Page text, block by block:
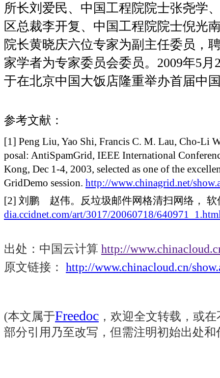
所长刘爱民、中国工程院院士张尧学
区总裁李开复、中国工程院院士倪光
院长黄晓庆六位专家为副主任委员，
家学者为专家委员会委员。 2009年5月
于在北京中国大饭店隆重举办首届中
参考文献：
[1] Peng Liu, Yao Shi, Francis C. M. Lau, Cho-Li
posal: AntiSpamGrid, IEEE International
Kong, Dec 1-4, 2003, selected as one of the
GridDemo session. http://www.chinagrid.net/
[2] 刘鹏 赵伟。反垃圾邮件网格清扫网络， 软
dia.ccidnet.com/art/3017/20060718/
出处：中国云计算 http://
原文链接： http://www.chinacloud.cn/
(本文属于Freedoc ，欢迎全文转载，或
部分引用乃至改写，但需注明初始出处和